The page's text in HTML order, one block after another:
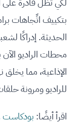
بتكييف اتِّجاهات
الحديثة. إدراكًا
محطات الراديو
الإذاعية، مما
للراديو ومرونة
اقرأ أيضًا: بودكاست